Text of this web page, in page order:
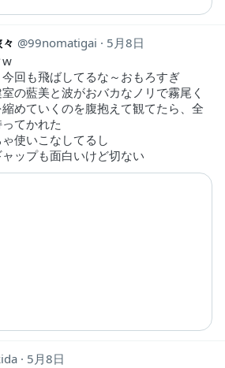
99nomatigai
5月8日
w
回も飛ばしてるな～おもろすぎ
の藍美と波がおバカなノリで霧尾く
めていくのを腹抱えて観てたら、全
てかれた
使いこなしてるし
ップも面白いけど切ない
5月8日